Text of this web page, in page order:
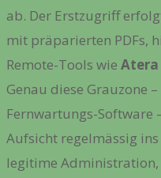
ab. Der Erstzugriff
mit präparierten PDFs,
Remote-Tools wie Atera
Genau diese Grauzone
Fernwartungs-Software
Aufsicht regelmässig
legitime